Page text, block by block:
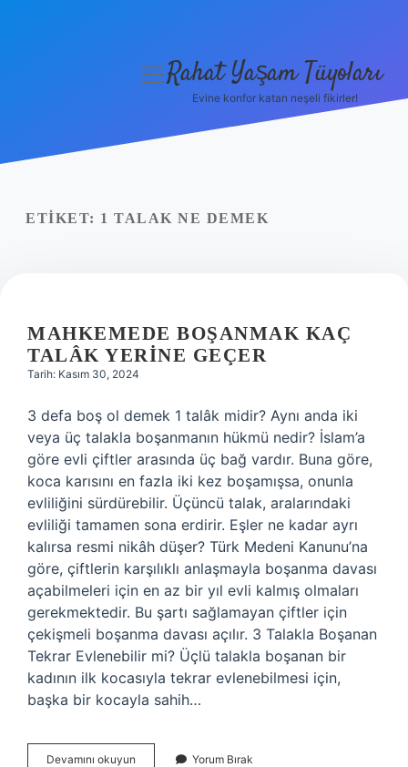
Yasal Uyarı
menüyü
Rahat Yaşam Tüyoları
Evine konfor katan neşeli fikirler!
ETIKET: 1 TALAK NE DEMEK
MAHKEMEDE BOŞANMAK KAÇ
TALÂK YERINE GEÇER
Tarih: Kasım 30, 2024
3 defa boş ol demek 1 talâk midir? Aynı anda iki
veya üç talakla boşanmanın hükmü nedir? İslam’a
göre evli çiftler arasında üç bağ vardır. Buna göre,
koca karısını en fazla iki kez boşamışsa, onunla
evliliğini sürdürebilir. Üçüncü talak, aralarındaki
evliliği tamamen sona erdirir. Eşler ne kadar ayrı
kalırsa resmi nikâh düşer? Türk Medeni Kanunu’na
göre, çiftlerin karşılıklı anlaşmayla boşanma davası
açabilmeleri için en az bir yıl evli kalmış olmaları
gerekmektedir. Bu şartı sağlamayan çiftler için
çekişmeli boşanma davası açılır. 3 Talakla Boşanan
Tekrar Evlenebilir mi? Üçlü talakla boşanan bir
kadının ilk kocasıyla tekrar evlenebilmesi için,
başka bir kocayla sahih…
Devamını okuyun MahkemedeYorum Bırak